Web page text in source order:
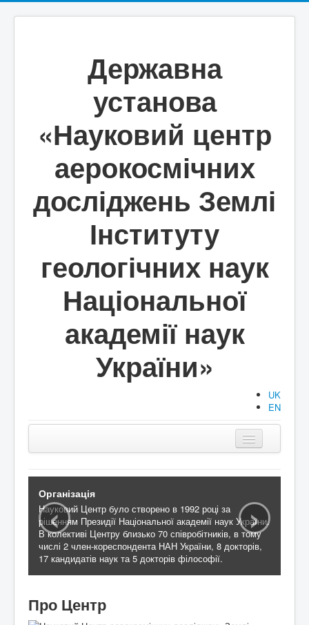
Державна
установа
«Науковий центр
аерокосмічних
досліджень Землі
Інституту
геологічних наук
Національної
академії наук
України»
UK
EN
Діяльність
Документи
Аспірантура/Докторантура
Події
Організація
Науковий Центр було створено в 1992 році за
рішенням Президії Національної академії наук України.
В колективі Центру близько 70 співробітників, в тому
числі 2 член-кореспондента НАН України, 8 докторів,
17 кандидатів наук та 5 докторів філософії.
‹ ›
Про Центр